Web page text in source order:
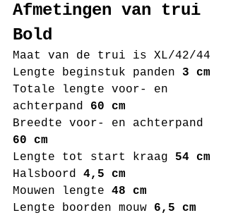
Afmetingen van trui
Bold
Maat van de trui is XL/42/44
Lengte beginstuk panden 3 cm
Totale lengte voor- en
achterpand 60 cm
Breedte voor- en achterpand
60 cm
Lengte tot start kraag 54 cm
Halsboord 4,5 cm
Mouwen lengte 48 cm
Lengte boorden mouw 6,5 cm